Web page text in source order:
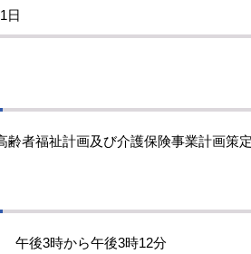
日
齢者福祉計画及び介護保険事業計画策
午後3時から午後3時12分